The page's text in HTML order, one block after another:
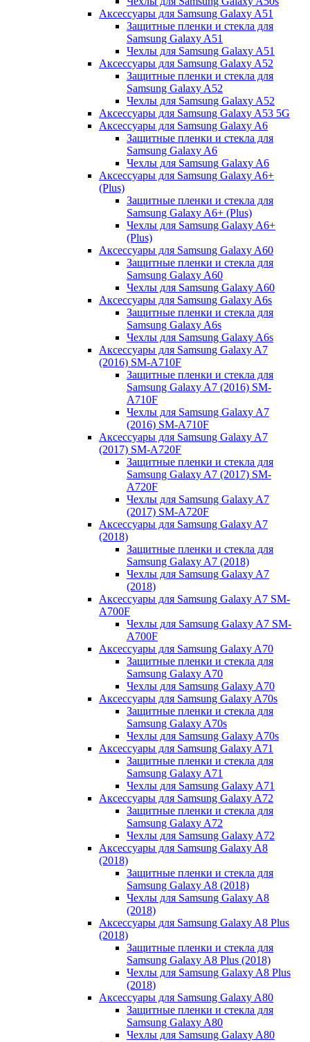
Аксессуары для Samsung Galaxy A51
Защитные пленки и стекла для
Samsung Galaxy A51
Чехлы для Samsung Galaxy A51
Аксессуары для Samsung Galaxy A52
Защитные пленки и стекла для
Samsung Galaxy A52
Чехлы для Samsung Galaxy A52
Аксессуары для Samsung Galaxy A53 5G
Аксессуары для Samsung Galaxy A6
Защитные пленки и стекла для
Samsung Galaxy A6
Чехлы для Samsung Galaxy A6
Аксессуары для Samsung Galaxy A6+
(Plus)
Защитные пленки и стекла для
Samsung Galaxy A6+ (Plus)
Чехлы для Samsung Galaxy A6+
(Plus)
Аксессуары для Samsung Galaxy A60
Защитные пленки и стекла для
Samsung Galaxy A60
Чехлы для Samsung Galaxy A60
Аксессуары для Samsung Galaxy A6s
Защитные пленки и стекла для
Samsung Galaxy A6s
Чехлы для Samsung Galaxy A6s
Аксессуары для Samsung Galaxy A7
(2016) SM-A710F
Защитные пленки и стекла для
Samsung Galaxy A7 (2016) SM-
A710F
Чехлы для Samsung Galaxy A7
(2016) SM-A710F
Аксессуары для Samsung Galaxy A7
(2017) SM-A720F
Защитные пленки и стекла для
Samsung Galaxy A7 (2017) SM-
A720F
Чехлы для Samsung Galaxy A7
(2017) SM-A720F
Аксессуары для Samsung Galaxy A7
(2018)
Защитные пленки и стекла для
Samsung Galaxy A7 (2018)
Чехлы для Samsung Galaxy A7
(2018)
Аксессуары для Samsung Galaxy A7 SM-
A700F
Чехлы для Samsung Galaxy A7 SM-
A700F
Аксессуары для Samsung Galaxy A70
Защитные пленки и стекла для
Samsung Galaxy A70
Чехлы для Samsung Galaxy A70
Аксессуары для Samsung Galaxy A70s
Защитные пленки и стекла для
Samsung Galaxy A70s
Чехлы для Samsung Galaxy A70s
Аксессуары для Samsung Galaxy A71
Защитные пленки и стекла для
Samsung Galaxy A71
Чехлы для Samsung Galaxy A71
Аксессуары для Samsung Galaxy A72
Защитные пленки и стекла для
Samsung Galaxy A72
Чехлы для Samsung Galaxy A72
Аксессуары для Samsung Galaxy A8
(2018)
Защитные пленки и стекла для
Samsung Galaxy A8 (2018)
Чехлы для Samsung Galaxy A8
(2018)
Аксессуары для Samsung Galaxy A8 Plus
(2018)
Защитные пленки и стекла для
Samsung Galaxy A8 Plus (2018)
Чехлы для Samsung Galaxy A8 Plus
(2018)
Аксессуары для Samsung Galaxy A80
Защитные пленки и стекла для
Samsung Galaxy A80
Чехлы для Samsung Galaxy A80